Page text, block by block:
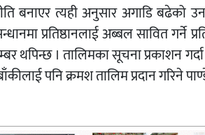
बनाएर त्यही अनुसार अगाडि बढेको
प्रतिष्ठानलाई अब्बल सावित गर्ने
थपिन्छ । तालिमका सूचना प्रकाशन
पनि क्रमश तालिम प्रदान गरिने